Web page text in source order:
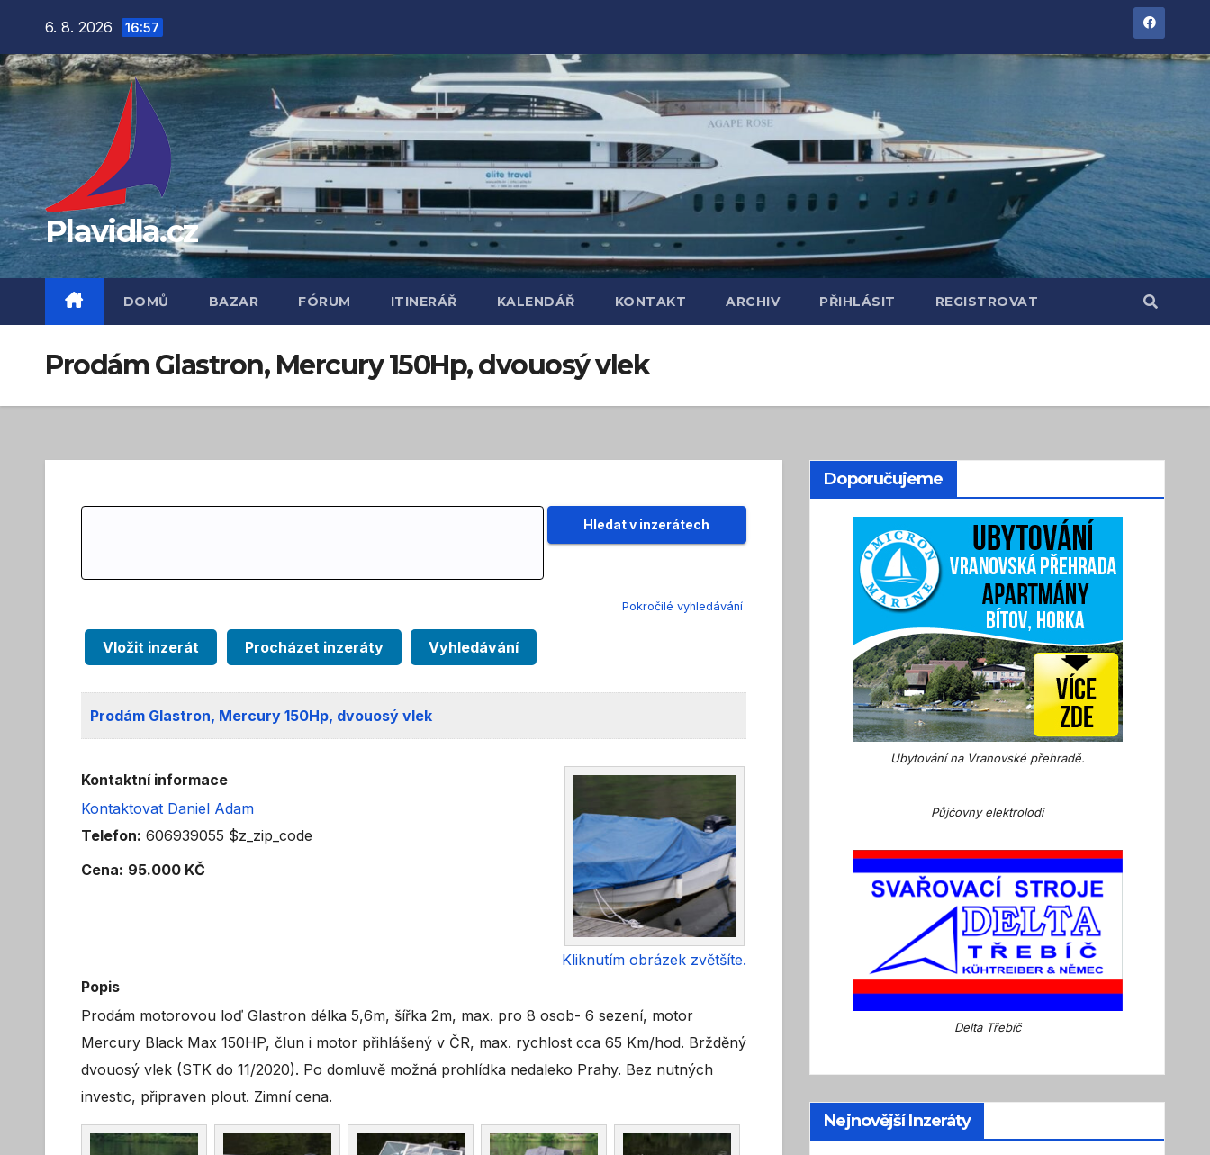
obsah
6. 8. 2026 16:57
Plavidla.cz
DOMŮ BAZAR FÓRUM ITINERÁŘ KALENDÁŘ KONTAKT ARCHIV PŘIHLÁSIT REGISTROVAT
Prodám Glastron, Mercury 150Hp, dvouosý vlek
Pokročilé vyhledávání
Vložit inzerát Procházet inzeráty Vyhledávání
Prodám Glastron, Mercury 150Hp, dvouosý vlek
Kliknutím obrázek zvětšíte.
Kontaktní informace
Kontaktovat Daniel Adam
Telefon: 606939055 $z_zip_code
Cena: 95.000 KČ
Popis
Prodám motorovou loď Glastron délka 5,6m, šířka 2m, max. pro 8 osob- 6 sezení, motor
Mercury Black Max 150HP, člun i motor přihlášený v ČR, max. rychlost cca 65 Km/hod. Bržděný
dvouosý vlek (STK do 11/2020). Po domluvě možná prohlídka nedaleko Prahy. Bez nutných
investic, připraven plout. Zimní cena.
Doporučujeme
Ubytování na Vranovské přehradě.
Půjčovny elektrolodí
Delta Třebíč
Nejnovější Inzeráty